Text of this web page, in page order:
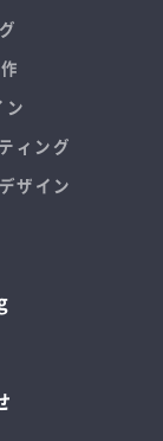
ン
ィング
ザイン